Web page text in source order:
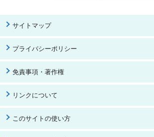
サイトマップ
プライバシーポリシー
免責事項・著作権
リンクについて
このサイトの使い方